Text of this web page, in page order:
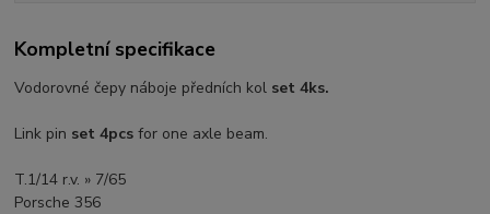
Kompletní specifikace
Vodorovné čepy náboje předních kol set 4ks.
Link pin set 4pcs for one axle beam.
T.1/14 r.v. » 7/65
Porsche 356